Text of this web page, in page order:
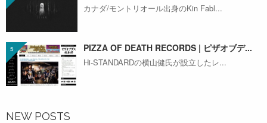
カナダ/モントリオール出身のKin Fabl...
PIZZA OF DEATH RECORDS | ピザオブデ...
Hi-STANDARDの横山健氏が設立したレ...
NEW POSTS